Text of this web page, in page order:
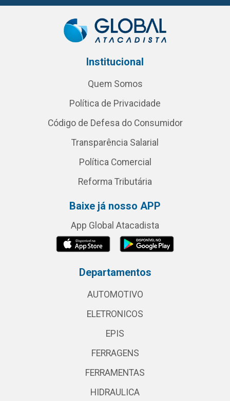
Institucional
Quem Somos
Política de Privacidade
Código de Defesa do Consumidor
Transparência Salarial
Política Comercial
Reforma Tributária
Baixe já nosso APP
App Global Atacadista
Departamentos
AUTOMOTIVO
ELETRONICOS
EPIS
FERRAGENS
FERRAMENTAS
HIDRAULICA